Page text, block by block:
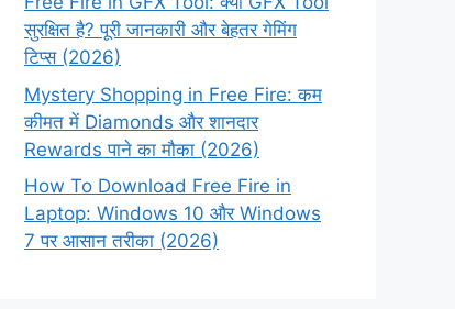
सुरक्षित है? पूरी जानकारी और बेहतर गेमिंग
टिप्स (2026)
Mystery Shopping in Free Fire: कम
कीमत में Diamonds और शानदार
Rewards पाने का मौका (2026)
How To Download Free Fire in
Laptop: Windows 10 और Windows
7 पर आसान तरीका (2026)